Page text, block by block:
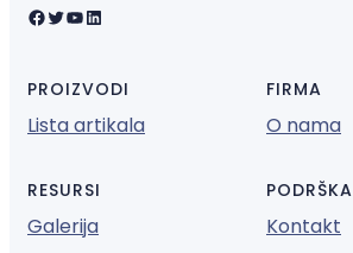
Facebook Twitter YouTube LinkedIn
PROIZVODI
Lista artikala
FIRMA
O nama
RESURSI
Galerija
PODRŠKA
Kontakt